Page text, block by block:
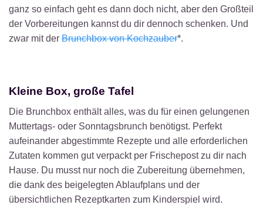
ganz so einfach geht es dann doch nicht, aber den Großteil
der Vorbereitungen kannst du dir dennoch schenken. Und
zwar mit der Brunchbox von Kochzauber*.
Kleine Box, große Tafel
Die Brunchbox enthält alles, was du für einen gelungenen
Muttertags- oder Sonntagsbrunch benötigst. Perfekt
aufeinander abgestimmte Rezepte und alle erforderlichen
Zutaten kommen gut verpackt per Frischepost zu dir nach
Hause. Du musst nur noch die Zubereitung übernehmen,
die dank des beigelegten Ablaufplans und der
übersichtlichen Rezeptkarten zum Kinderspiel wird.